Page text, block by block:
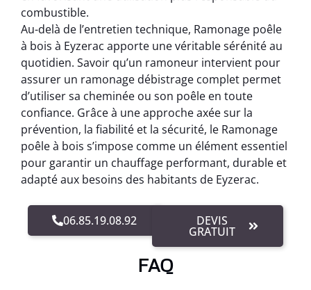
combustible.
Au-delà de l’entretien technique, Ramonage poêle
à bois à Eyzerac apporte une véritable sérénité au
quotidien. Savoir qu’un ramoneur intervient pour
assurer un ramonage débistrage complet permet
d’utiliser sa cheminée ou son poêle en toute
confiance. Grâce à une approche axée sur la
prévention, la fiabilité et la sécurité, le Ramonage
poêle à bois s’impose comme un élément essentiel
pour garantir un chauffage performant, durable et
adapté aux besoins des habitants de Eyzerac.
06.85.19.08.92 DEVIS
GRATUIT
FAQ